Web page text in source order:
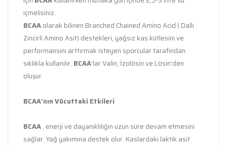
içmelisiniz.
BCAAolarak bilinen Branched Chained Amino Acid ( Dallı
Zincirli Amino Asit) destekleri, yağsız kas kütlesini ve
performansını arttırmak isteyen sporcular tarafından
sıklıkla kullanılır. BCAA’lar Valin, İzolösin ve Lösin’den
oluşur.
BCAA'nın Vücuttaki Etkileri
BCAA, enerji ve dayanıklılığın uzun süre devam etmesini
sağlar. Yağ yakımına destek olur. Kaslardaki laktik asit